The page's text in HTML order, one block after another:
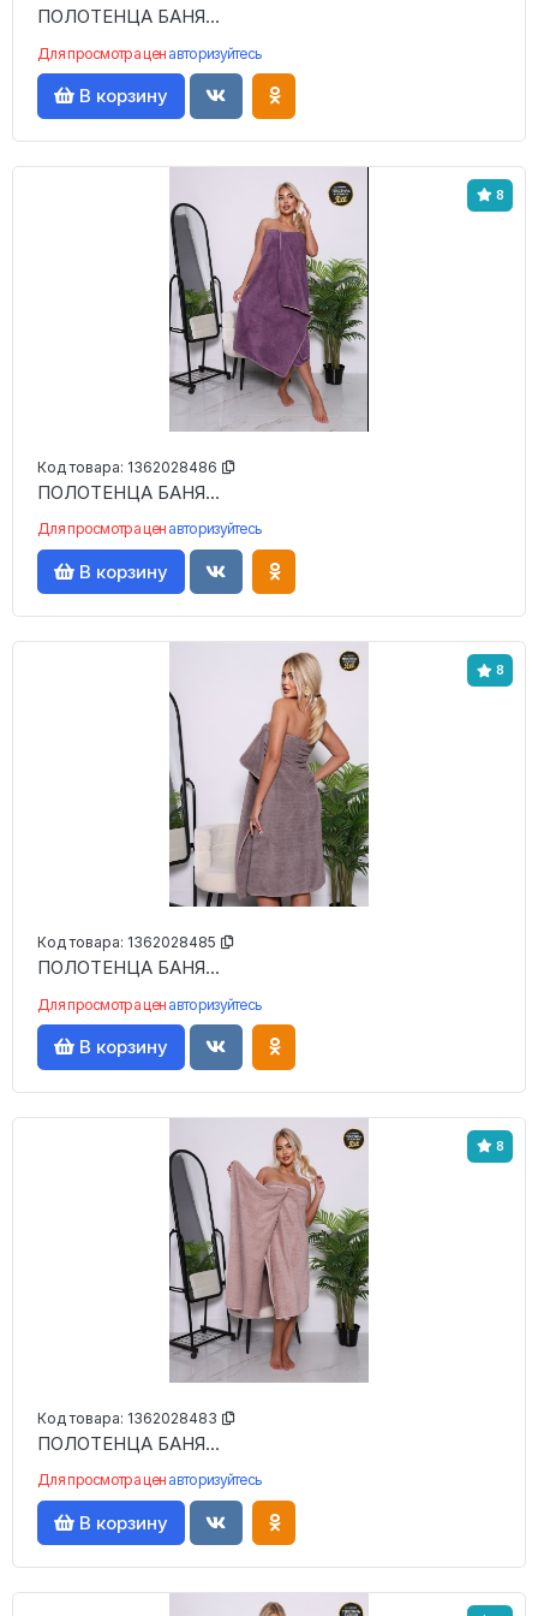
ПОЛОТЕНЦА БАНЯ...
Для просмотра цен авторизуйтесь
В корзину
8
Код товара: 1362028486
ПОЛОТЕНЦА БАНЯ...
Для просмотра цен авторизуйтесь
В корзину
8
Код товара: 1362028485
ПОЛОТЕНЦА БАНЯ...
Для просмотра цен авторизуйтесь
В корзину
8
Код товара: 1362028483
ПОЛОТЕНЦА БАНЯ...
Для просмотра цен авторизуйтесь
В корзину